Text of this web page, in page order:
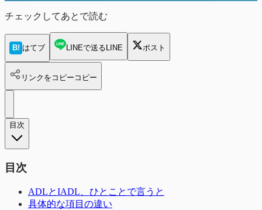
チェックしてあとで読む
B! はてブ LINEで送る LINE ポスト
リンクをコピー コピー
目次
目次
ADLとIADL、ひとことで言うと
具体的な項目の違い